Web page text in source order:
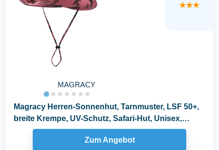
MAGRACY
★★★
Magracy Herren-Sonnenhut, Tarnmuster, LSF 50+,
breite Krempe, UV-Schutz, Safari-Hut, Unisex,
rose...
Zum Angebot